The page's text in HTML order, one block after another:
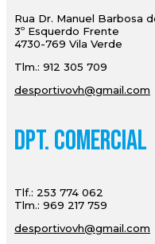
Rua Dr. Manuel Barbosa
3º Esquerdo Frente
4730-769 Vila Verde
Tlm.: 912 305 709
desportivovh@gmail.com
Dpt. Comercial
Tlf.: 253 774 062
Tlm.: 969 217 759
desportivovh@gmail.com